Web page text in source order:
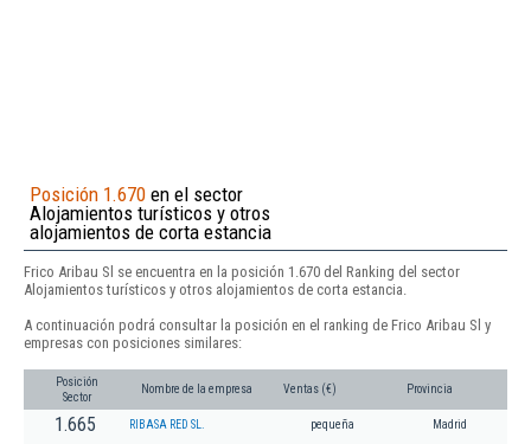
Posición 1.670 en el sector
Alojamientos turísticos y otros
alojamientos de corta estancia
Frico Aribau Sl se encuentra en la posición 1.670 del Ranking del sector
Alojamientos turísticos y otros alojamientos de corta estancia.
A continuación podrá consultar la posición en el ranking de Frico Aribau Sl y
empresas con posiciones similares:
Posición
Sector
Nombre de la empresa Ventas (€) Provincia
1.665 RIBASA RED SL. pequeña Madrid